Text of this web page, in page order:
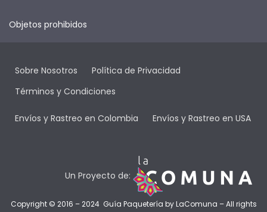
Objetos prohibidos
Sobre Nosotros
Política de Privacidad
Términos y Condiciones
Envíos y Rastreo en Colombia Envíos y Rastreo en USA
Un Proyecto de:
Copyright © 2016 – 2024 Guía Paquetería byLaComuna – All rights